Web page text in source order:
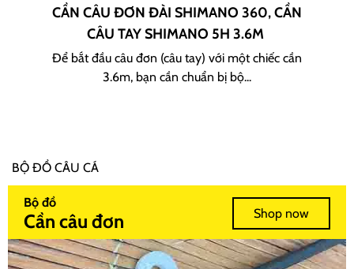
CẦN CÂU ĐƠN ĐÀI SHIMANO 360, CẦN
CÂU TAY SHIMANO 5H 3.6M
Để bắt đầu câu đơn (câu tay) với một chiếc cần
3.6m, bạn cần chuẩn bị bộ...
BỘ ĐỒ CÂU CÁ
Bộ đồ
Cần câu đơn Shop now